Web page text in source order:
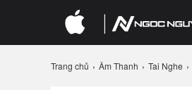
Trang chủ Âm Thanh Tai Nghe